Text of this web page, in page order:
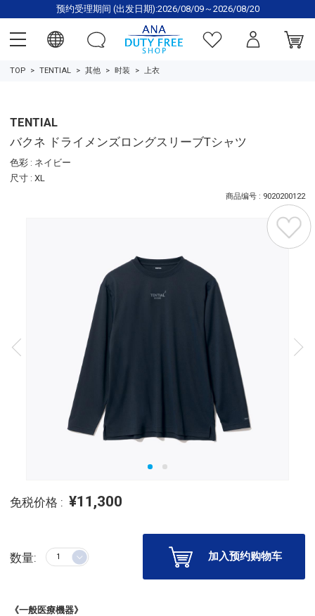
预约受理期间 (出发日期):2026/08/09～2026/08/20
TOP TENTIAL 其他 时装 上衣
TENTIAL
バクネ ドライメンズロングスリーブTシャツ
色彩 : ネイビー
尺寸 : XL
商品编号 : 9020200122
免税价格 : ¥11,300
数量: 加入预约购物车
《一般医療機器》